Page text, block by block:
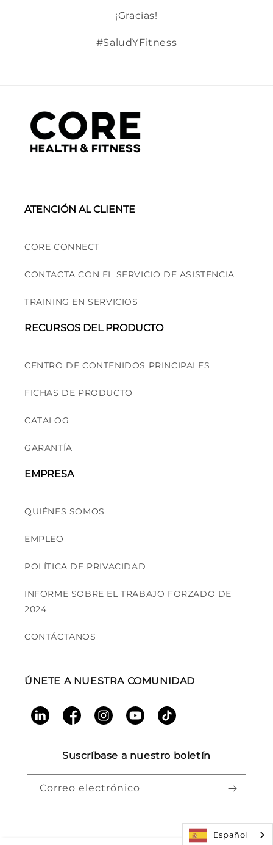
¡Gracias!
#SaludYFitness
ATENCIÓN AL CLIENTE
CORE CONNECT
CONTACTA CON EL SERVICIO DE ASISTENCIA
TRAINING EN SERVICIOS
RECURSOS DEL PRODUCTO
CENTRO DE CONTENIDOS PRINCIPALES
FICHAS DE PRODUCTO
CATALOG
GARANTÍA
EMPRESA
QUIÉNES SOMOS
EMPLEO
POLÍTICA DE PRIVACIDAD
INFORME SOBRE EL TRABAJO FORZADO DE
2024
CONTÁCTANOS
ÚNETE A NUESTRA COMUNIDAD
LinkedInFacebookInstagramYouTubeTikTok
Suscríbase a nuestro boletín
Correo electrónico
Español